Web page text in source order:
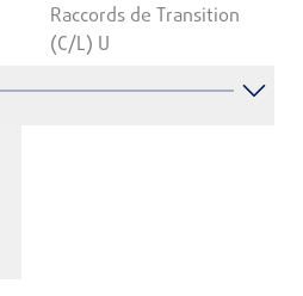
Raccords de Transition
(C/L) U